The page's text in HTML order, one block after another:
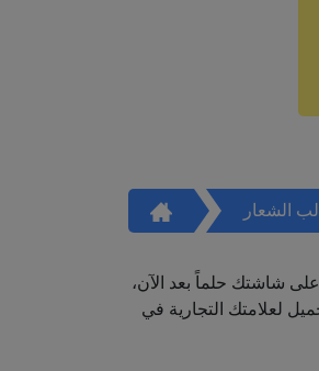
الشعار
شاشتك حلماً بعد الآن،
لعلامتك التجارية في